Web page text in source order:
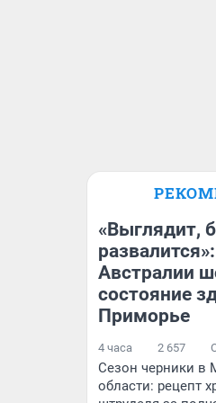
«Выглядит,
Австралии
состояние
Приморье
4 часа 2 657
Сезон черники в
области: рецепт